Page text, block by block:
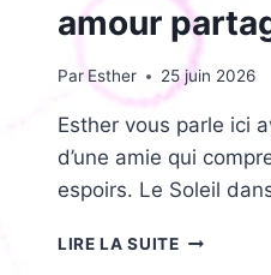
amour
Par Esther 25 juin 2026
Esther vous parle ici
d’une amie qui
espoirs. Le Soleil
LIRE LA SUITELE